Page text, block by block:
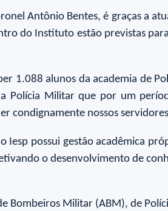
Antônio Bentes, é graças a
do Instituto estão previstas
1.088 alunos da academia de
Polícia Militar que por um
condignamente nossos
Iesp possui gestão acadêmica
o desenvolvimento de
Bombeiros Militar (ABM), de